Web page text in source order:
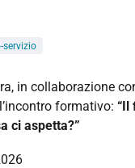
servizio
it/lm-
incontro-
in collaborazione
formativo: “Il
ci aspetta?”